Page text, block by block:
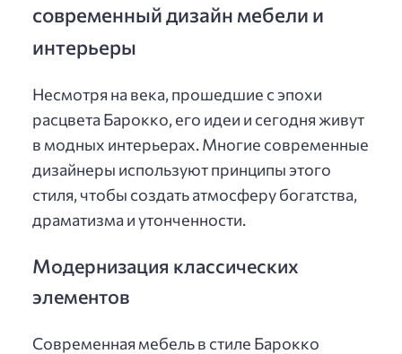
современный дизайн мебели и
интерьеры
Несмотря на века, прошедшие с эпохи
расцвета Барокко, его идеи и сегодня живут
в модных интерьерах. Многие современные
дизайнеры используют принципы этого
стиля, чтобы создать атмосферу богатства,
драматизма и утонченности.
Модернизация классических
элементов
Современная мебель в стиле Барокко